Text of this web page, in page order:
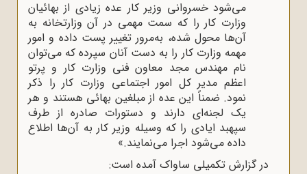
می‌شود خسروانی وزیر کار عده زیادی از بهائیان
وزارت کار را که سمت مهمی در آن وزارتخانه به
آن‌ها محول شده، به‌مرور تغییر پست داده و امور
مهمه وزارت کار را به دست آنان سپرده که می‌توان
نام مهندس مجد معاون فنی وزارت کار و پرتو
اعظم مدیر کل امور اجتماعی وزارت کار را ذکر
نمود. ضمناً این عده از مبلغین بهائی هستند و هر
یک لجنه‌ای دارند و دستورات صادره از طرف
سپهبد ایادی را که وسیله وزیر کار به آن‌ها اطلاع
داده می‌شود اجرا می‌نمایند.»
در گزارش تکمیلی ساواک آمده است: